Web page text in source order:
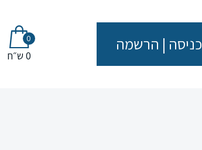
כניסה | הרשמה 0
0 ש״ח